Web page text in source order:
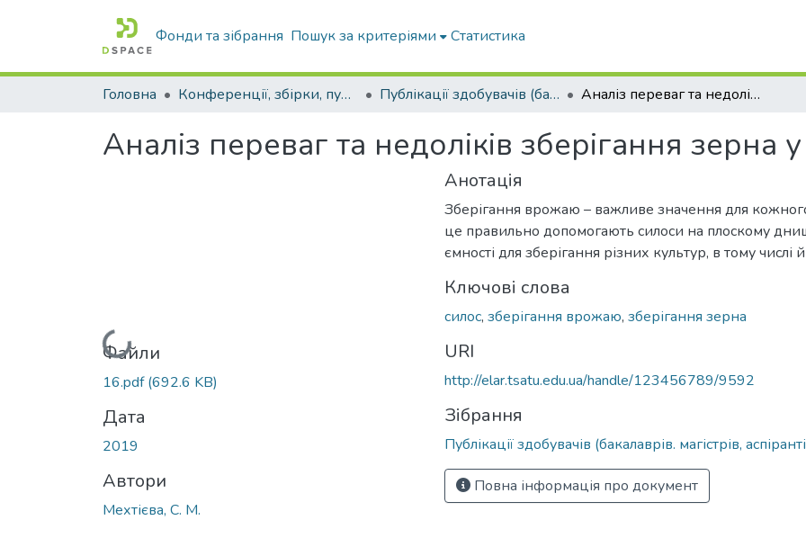
Фонди та зібрання Пошук за критеріями Статистика
Головна Конференції, збірки, публікації молодих вчених і здобувачів : магістрів, бакалаврів, аспірантів. Публікації здобувачів (бакалаврів. магістрів, аспірантів) Аналіз переваг та недоліків зберігання зерна у силосах
Аналіз переваг та недоліків зберігання зерна
Вантажиться...
Файли
16.pdf(692.6 KB)
Дата
2019
Автори
Мехтієва, С. М.
Анотація
Зберігання врожаю – важливе значення для
це правильно допомогають силоси на плоскому
ємності для зберігання різних культур, в тому числі
Ключові слова
силос, зберігання врожаю, зберігання зерна
URI
http://elar.tsatu.edu.ua/handle/123456789/9592
Зібрання
Публікації здобувачів (бакалаврів. магістрів,
Повна інформація про документ